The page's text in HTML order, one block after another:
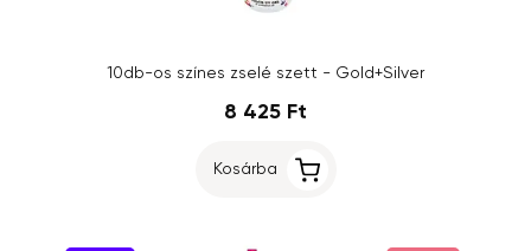
10db-os színes zselé szett - Gold+Silver
8 425 Ft
Kosárba